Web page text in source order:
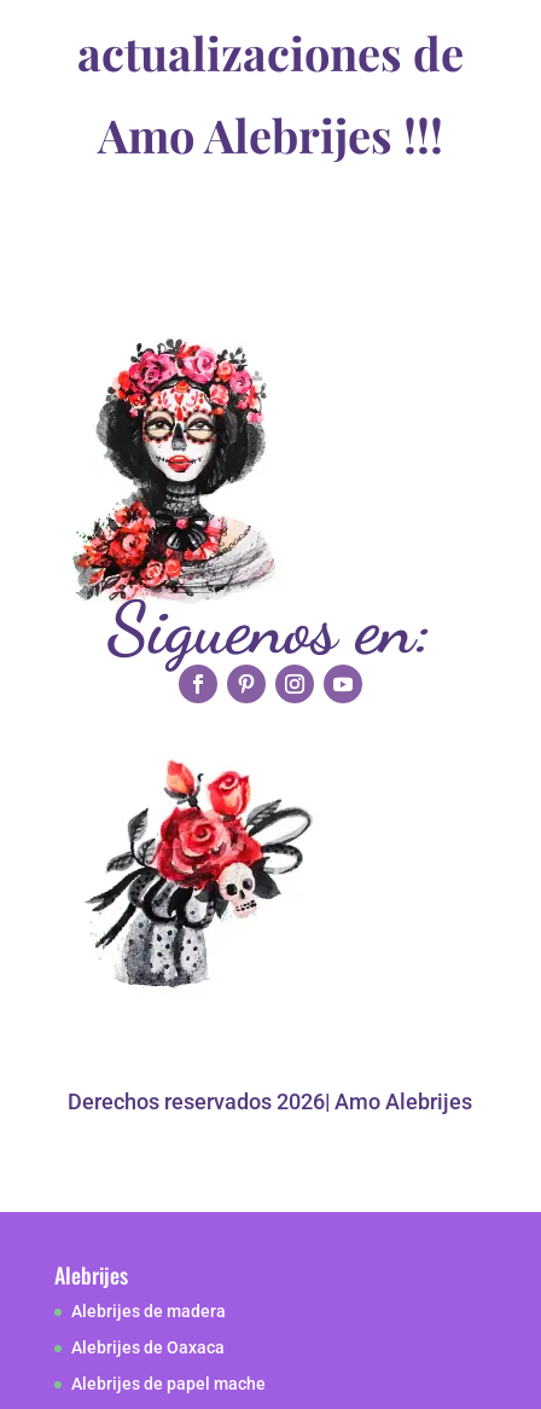
actualizaciones de
Amo Alebrijes !!!
Siguenos en:
Derechos reservados 2026| Amo Alebrijes
Alebrijes
Alebrijes de madera
Alebrijes de Oaxaca
Alebrijes de papel mache